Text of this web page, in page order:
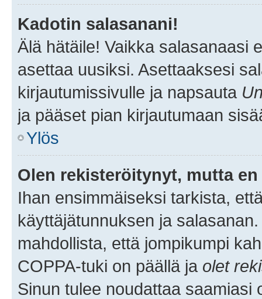
Kadotin salasanani!
Älä hätäile! Vaikka salasanaasi
asettaa uusiksi. Asettaaksesi
kirjautumissivulle ja napsauta
ja pääset pian kirjautumaan
Ylös
Olen rekisteröitynyt, mutta
Ihan ensimmäiseksi tarkista,
käyttäjätunnuksen ja
mahdollista, että jompikumpi
COPPA-tuki on päällä ja olet
Sinun tulee noudattaa saamiasi